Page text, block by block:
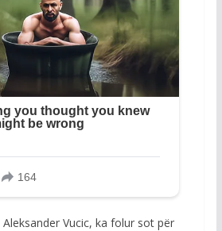
Vucic, ka folur sot për